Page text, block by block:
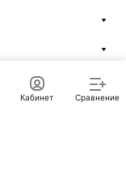
Кабинет Сравнение